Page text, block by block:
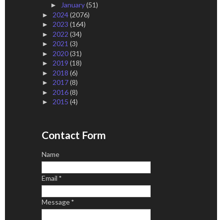
► January(51)
► 2024(2076)
► 2023 (164)
► 2022 (34)
► 2021 (3)
► 2020(31)
► 2019 (18)
► 2018 (6)
► 2017(8)
► 2016(8)
► 2015 (4)
Contact Form
Name
Email *
Message*